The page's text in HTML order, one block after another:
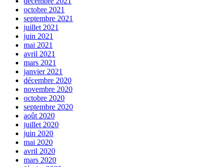
octobre 2021
septembre 2021
juillet 2021
juin 2021
mai 2021
avril 2021
mars 2021
janvier 2021
décembre 2020
novembre 2020
octobre 2020
septembre 2020
août 2020
juillet 2020
juin 2020
mai 2020
avril 2020
mars 2020